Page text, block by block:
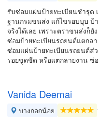
รับซ่อมแผ่นป้ายทะเบียนชำรุด
ฐานกรมขนส่ง แก้ไขรอบบุบ ป้
จริงได้เลย เพราะตราขนส่งก็ยั
ซ่อมป้ายทะเบียนรถยนต์แตกลา
ซ่อมแผ่นป้ายทะเบียนรถยนต์
รอยขูดขีด หรือแตกลายงาน
Vanida Deemai
บางกอกน้อย